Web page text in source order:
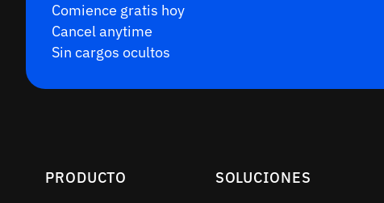
Comience gratis hoy
Cancel anytime
Sin cargos ocultos
PRODUCTO SOLUCIONES